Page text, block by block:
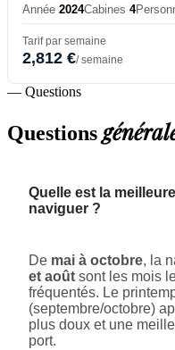
Année 2024Cabines 4
Tarif par semaine
2,812 €/ semaine
— Questions
Questions
Quelle est la
naviguer ?
De mai à octobre, la
et août sont les mois
fréquentés. Le
(septembre/octobre)
plus doux et une
port.